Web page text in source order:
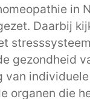
in
Daarbij
gezondheid
van
organen die